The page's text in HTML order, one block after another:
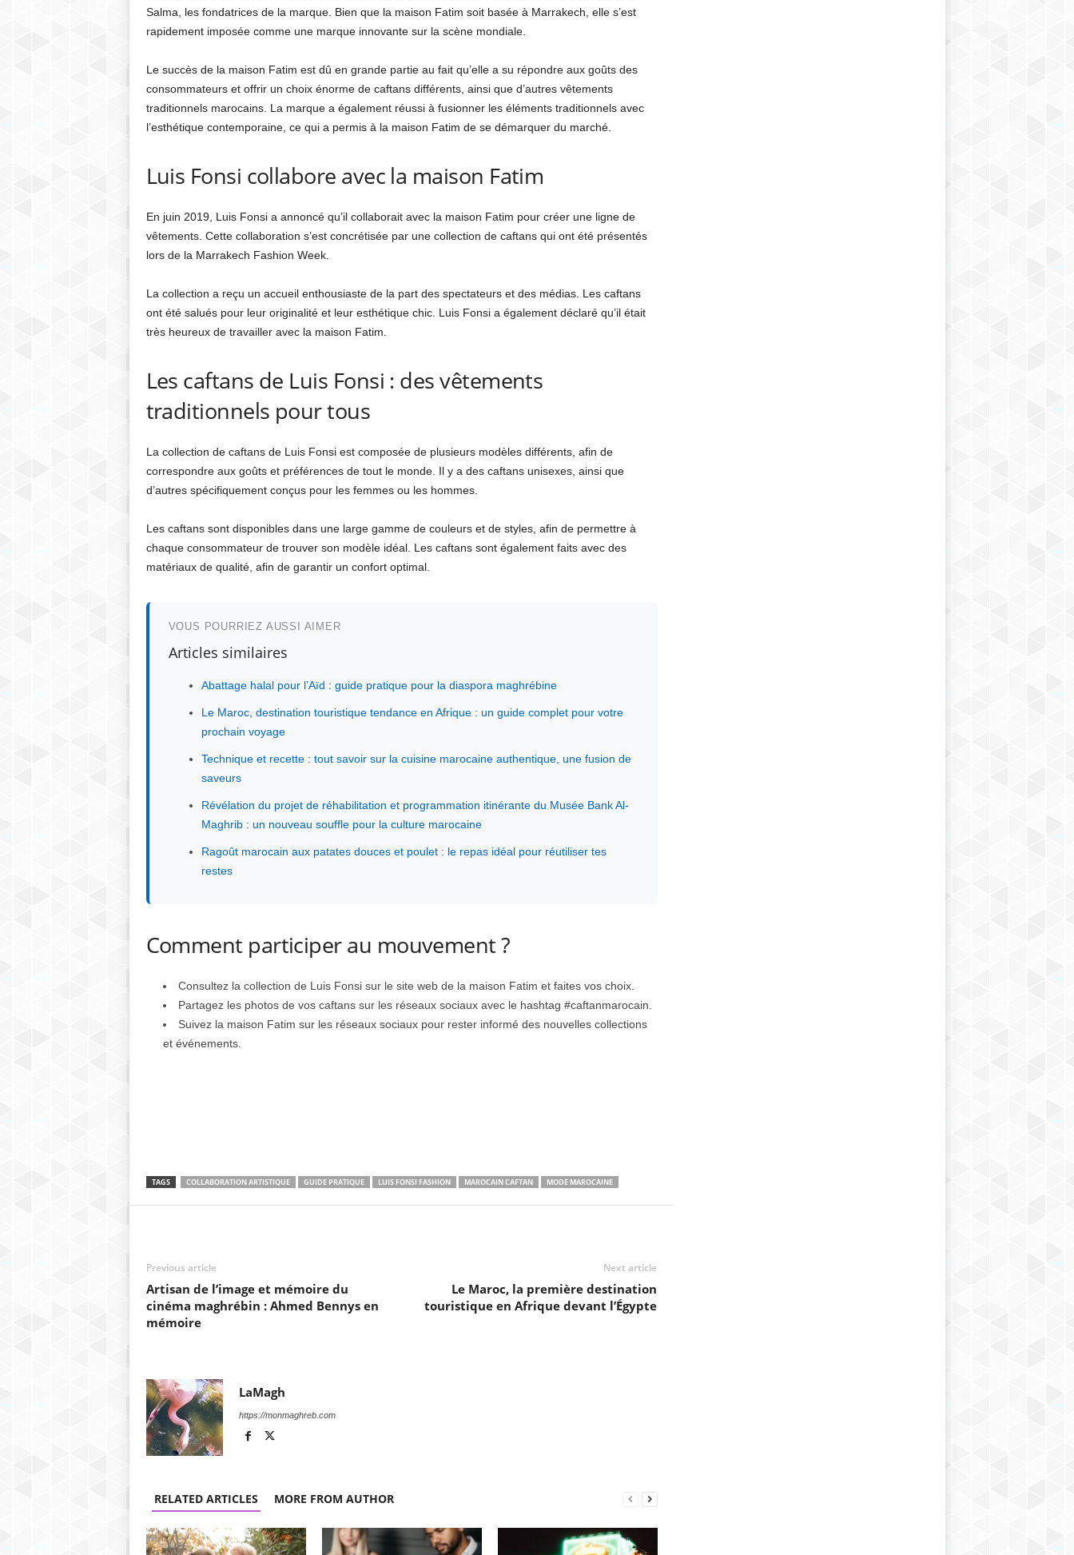
Salma, les fondatrices de la marque. Bien que la maison Fatim soit basée à Marrakech, elle s’est
rapidement imposée comme une marque innovante sur la scène mondiale.
Le succès de la maison Fatim est dû en grande partie au fait qu’elle a su répondre aux goûts des
consommateurs et offrir un choix énorme de caftans différents, ainsi que d’autres vêtements
traditionnels marocains. La marque a également réussi à fusionner les éléments traditionnels avec
l’esthétique contemporaine, ce qui a permis à la maison Fatim de se démarquer du marché.
Luis Fonsi collabore avec la maison Fatim
En juin 2019, Luis Fonsi a annoncé qu’il collaborait avec la maison Fatim pour créer une ligne de
vêtements. Cette collaboration s’est concrétisée par une collection de caftans qui ont été présentés
lors de la Marrakech Fashion Week.
La collection a reçu un accueil enthousiaste de la part des spectateurs et des médias. Les caftans
ont été salués pour leur originalité et leur esthétique chic. Luis Fonsi a également déclaré qu’il était
très heureux de travailler avec la maison Fatim.
Les caftans de Luis Fonsi : des vêtements
traditionnels pour tous
La collection de caftans de Luis Fonsi est composée de plusieurs modèles différents, afin de
correspondre aux goûts et préférences de tout le monde. Il y a des caftans unisexes, ainsi que
d’autres spécifiquement conçus pour les femmes ou les hommes.
Les caftans sont disponibles dans une large gamme de couleurs et de styles, afin de permettre à
chaque consommateur de trouver son modèle idéal. Les caftans sont également faits avec des
matériaux de qualité, afin de garantir un confort optimal.
VOUS POURRIEZ AUSSI AIMER
Articles similaires
Abattage halal pour l’Aïd : guide pratique pour la diaspora maghrébine
Le Maroc, destination touristique tendance en Afrique : un guide complet pour votre
prochain voyage
Technique et recette : tout savoir sur la cuisine marocaine authentique, une fusion de
saveurs
Révélation du projet de réhabilitation et programmation itinérante du Musée Bank Al-
Maghrib : un nouveau souffle pour la culture marocaine
Ragoût marocain aux patates douces et poulet : le repas idéal pour réutiliser tes
restes
Comment participer au mouvement ?
Consultez la collection de Luis Fonsi sur le site web de la maison Fatim et faites vos choix.
Partagez les photos de vos caftans sur les réseaux sociaux avec le hashtag #caftanmarocain.
Suivez la maison Fatim sur les réseaux sociaux pour rester informé des nouvelles collections
et événements.
TAGS COLLABORATION ARTISTIQUE GUIDE PRATIQUE LUIS FONSI FASHION MAROCAIN CAFTAN MODE MAROCAINE
Previous article
Artisan de l’image et mémoire du
cinéma maghrébin : Ahmed Bennys en
mémoire
Next article
Le Maroc, la première destination
touristique en Afrique devant l’Égypte
LaMagh
https://monmaghreb.com
RELATED ARTICLES MORE FROM AUTHOR